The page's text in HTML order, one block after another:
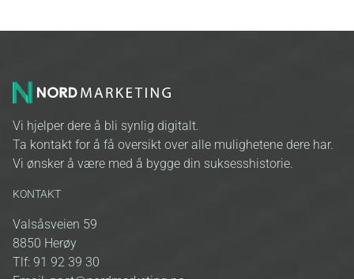
Vi hjelper dere å bli synlig digitalt.
Ta kontakt for å få oversikt over alle mulighetene dere har.
Vi ønsker å være med å bygge din suksesshistorie.
KONTAKT
Valsåsveien 59
8850 Herøy
Tlf: 91 92 39 30